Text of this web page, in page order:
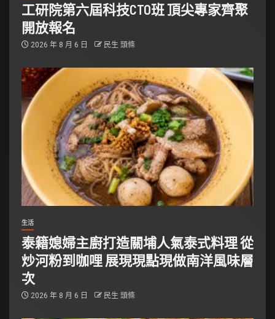
工研院第六屆科技CTO班 頂尖專家齊聚
開放報名
2026 年 8 月 6 日 民生 頭條
生活
泰籍媳婦主廚打造關埔人氣泰式料理 從
炒河粉到咖哩 展現現點現做南洋風味層
次
2026 年 8 月 6 日 民生 頭條